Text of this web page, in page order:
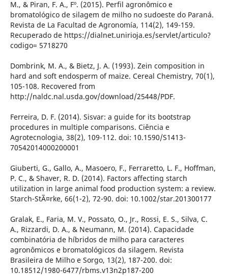
M., & Piran, F. A., Fº. (2015). Perfil agronômico e
bromatológico de silagem de milho no sudoeste do Paraná.
Revista de La Facultad de Agronomía, 114(2), 149-159.
Recuperado de https://dialnet.unirioja.es/servlet/articulo?
codigo= 5718270
Dombrink, M. A., & Bietz, J. A. (1993). Zein composition in
hard and soft endosperm of maize. Cereal Chemistry, 70(1),
105-108. Recovered from
http://naldc.nal.usda.gov/download/25448/PDF.
Ferreira, D. F. (2014). Sisvar: a guide for its bootstrap
procedures in multiple comparisons. Ciência e
Agrotecnologia, 38(2), 109-112. doi: 10.1590/S1413-
70542014000200001
Giuberti, G., Gallo, A., Masoero, F., Ferraretto, L. F., Hoffman,
P. C., & Shaver, R. D. (2014). Factors affecting starch
utilization in large animal food production system: a review.
Starch-StÃ¤rke, 66(1-2), 72-90. doi: 10.1002/star.201300177
Gralak, E., Faria, M. V., Possato, O., Jr., Rossi, E. S., Silva, C.
A., Rizzardi, D. A., & Neumann, M. (2014). Capacidade
combinatória de híbridos de milho para caracteres
agronômicos e bromatológicos da silagem. Revista
Brasileira de Milho e Sorgo, 13(2), 187-200. doi:
10.18512/1980-6477/rbms.v13n2p187-200